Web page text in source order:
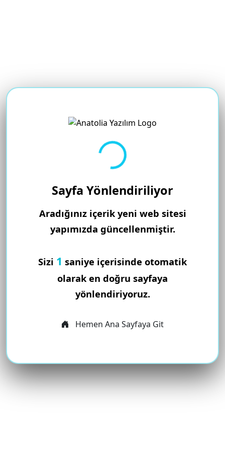
Yükleniyor...
Sayfa Yönlendiriliyor
Aradığınız içerik yeni web sitesi
yapımızda güncellenmiştir.
Sizi 1 saniye içerisinde otomatik
olarak en doğru sayfaya
yönlendiriyoruz.
Hemen Ana Sayfaya Git